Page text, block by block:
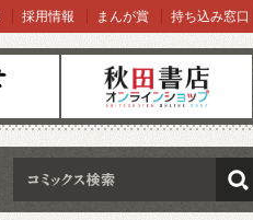
オンラインショップ
採用情報 まんが賞 持ち込み窓口
検索